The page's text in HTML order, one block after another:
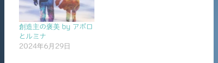
創造主の褒美 by アポロ
とルミナ
2024年6月29日